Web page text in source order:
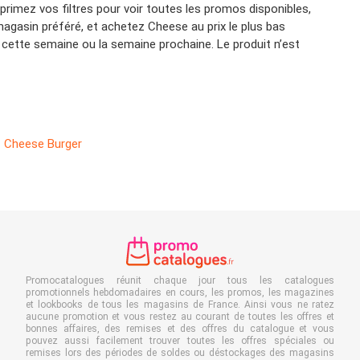
vos filtres pour voir toutes les promos disponibles,
préféré, et achetez Cheese au prix le plus bas
semaine ou la semaine prochaine. Le produit n’est
Cheese Burger
Promocatalogues réunit chaque jour tous les catalogues
promotionnels hebdomadaires en cours, les promos, les magazines
et lookbooks de tous les magasins de France. Ainsi vous ne ratez
aucune promotion et vous restez au courant de toutes les offres et
bonnes affaires, des remises et des offres du catalogue et vous
pouvez aussi facilement trouver toutes les offres spéciales ou
remises lors des périodes de soldes ou déstockages des magasins